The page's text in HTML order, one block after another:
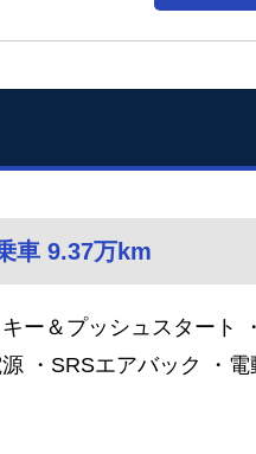
車 9.37万km
ー＆プッシュスタート
・SRSエアバック ・